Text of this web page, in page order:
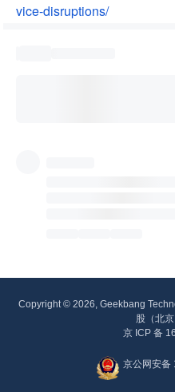
vice-disruptions/
Copyright © 2026, Geekbang
股（北
京 ICP 备
京公网安备